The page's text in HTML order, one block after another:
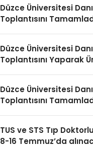
Düzce Üniversitesi
Toplantısını
Düzce Üniversitesi
Toplantısını Yaparak
Düzce Üniversitesi
Toplantısını
TUS ve STS Tıp
8-16 Temmuz’da